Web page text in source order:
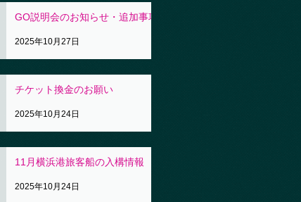
GO説明会のお知らせ・追加事項
2025年10月27日
チケット換金のお願い
2025年10月24日
11月横浜港旅客船の入構情報
2025年10月24日